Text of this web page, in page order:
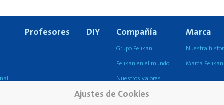
Profesores DIY Compañía
Grupo Pelikan
Pelikan en el mundo
Nuestros valores
Sostenibilidad
Marca
Nuestra
Marca Pelikan
Ajustes de Cookies